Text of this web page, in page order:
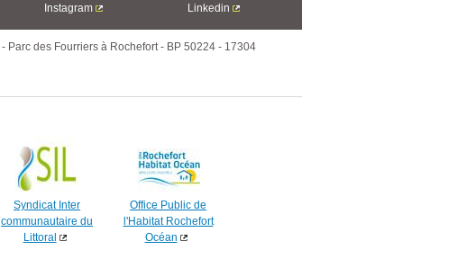
Instagram Linkedin
- Parc des Fourriers à Rochefort - BP 50224 - 17304
Syndicat Inter
communautaire du
Littoral
Office Public de
l'Habitat Rochefort
Océan